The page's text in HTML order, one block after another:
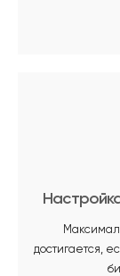
достигается,